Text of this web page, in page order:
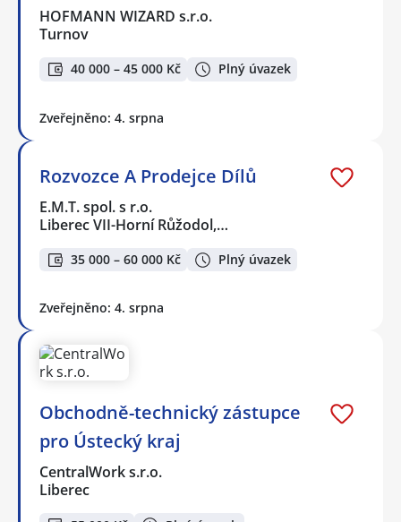
HOFMANN WIZARD s.r.o.
Turnov
40 000 – 45 000 Kč Plný úvazek
Zveřejněno: 4. srpna
Rozvozce A Prodejce Dílů
E.M.T. spol. s r.o.
Liberec VII-Horní Růžodol,…
35 000 – 60 000 Kč Plný úvazek
Zveřejněno: 4. srpna
Obchodně-technický zástupce
pro Ústecký kraj
CentralWork s.r.o.
Liberec